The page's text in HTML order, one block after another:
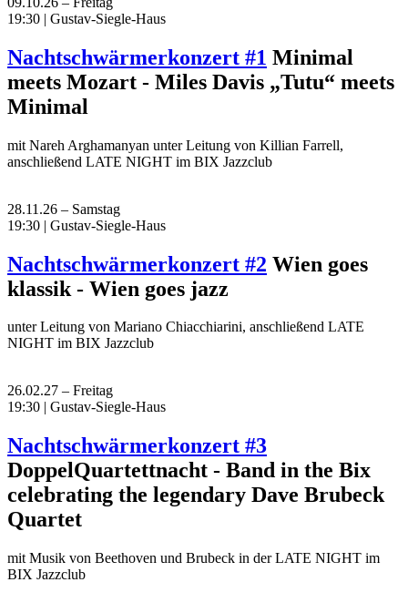
19:30 | Gustav-Siegle-Haus
Nachtschwärmerkonzert #1 Minimal
meets Mozart - Miles Davis „Tutu“ meets
Minimal
mit Nareh Arghamanyan unter Leitung von Killian Farrell,
anschließend LATE NIGHT im BIX Jazzclub
28.11.26 – Samstag
19:30 | Gustav-Siegle-Haus
Nachtschwärmerkonzert #2 Wien goes
klassik - Wien goes jazz
unter Leitung von Mariano Chiacchiarini, anschließend LATE
NIGHT im BIX Jazzclub
26.02.27 – Freitag
19:30 | Gustav-Siegle-Haus
Nachtschwärmerkonzert #3
DoppelQuartettnacht - Band in the Bix
celebrating the legendary Dave Brubeck
Quartet
mit Musik von Beethoven und Brubeck in der LATE NIGHT im
BIX Jazzclub